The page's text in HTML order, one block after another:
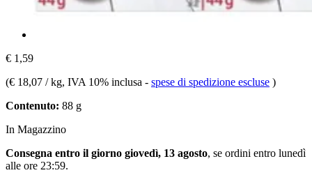
€ 1,59
(€ 18,07 / kg, IVA 10% inclusa - spese di spedizione escluse )
Contenuto: 88 g
In Magazzino
Consegna entro il giorno giovedì, 13 agosto, se ordini entro lunedì
alle ore 23:59.